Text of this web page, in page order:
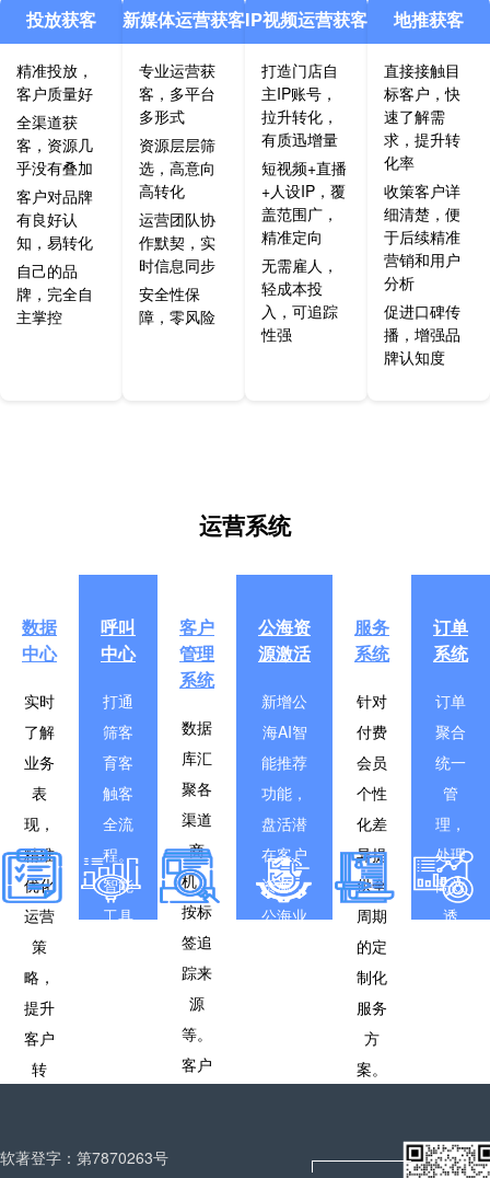
投放获客
精准投放，
客户质量好
全渠道获
客，资源几
乎没有叠加
客户对品牌
有良好认
知，易转化
自己的品
牌，完全自
主掌控
新媒体运营获客
专业运营获
客，多平台
多形式
资源层层筛
选，高意向
高转化
运营团队协
作默契，实
时信息同步
安全性保
障，零风险
IP视频运营获客
打造门店自
主IP账号，
拉升转化，
有质迅增量
短视频+直播
+人设IP，覆
盖范围广，
精准定向
无需雇人，
轻成本投
入，可追踪
性强
地推获客
直接接触目
标客户，快
速了解需
求，提升转
化率
收策客户详
细清楚，便
于后续精准
营销和用户
分析
促进口碑传
播，增强品
牌认知度
运营系统
数据
中心
实时
了解
业务
表
现，
精准
优化
运营
策
略，
提升
客户
转
中台
呼叫
中心
打通
筛客
育客
触客
全流
程。
智能
工具
行
客户
管理
系统
数据
库汇
聚各
渠道
商
机，
按标
签追
踪来
源
等。
客户
公海资
源激活
新增公
海AI智
能推荐
功能，
盘活潜
在客户
资源，
公海业
服务
系统
针对
付费
会员
个性
化差
异提
供全
周期
的定
制化
服务
方
案。
订单
系统
订单
聚合
统一
管
理，
处理
高效
透
软著登字：第7870263号